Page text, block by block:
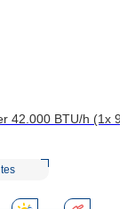
42.000 BTU/h (1x